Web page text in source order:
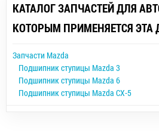
КАТАЛОГ ЗАПЧАСТЕЙ ДЛЯ
КОТОРЫМ ПРИМЕНЯЕТСЯ ЭТА
Запчасти Mazda
Подшипник ступицы Mazda 3
Подшипник ступицы Mazda 6
Подшипник ступицы Mazda CX-5